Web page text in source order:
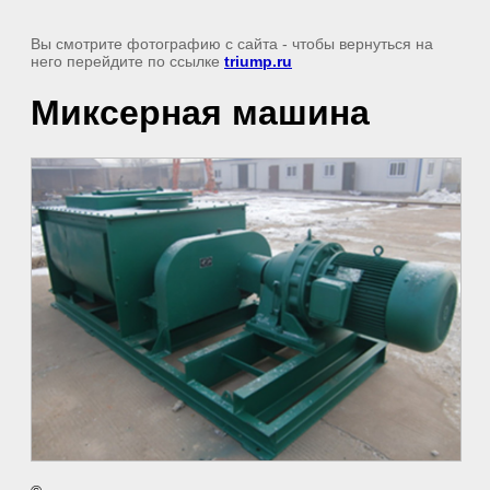
Вы смотрите фотографию с сайта - чтобы вернуться на
него перейдите по ссылке triump.ru
Миксерная машина